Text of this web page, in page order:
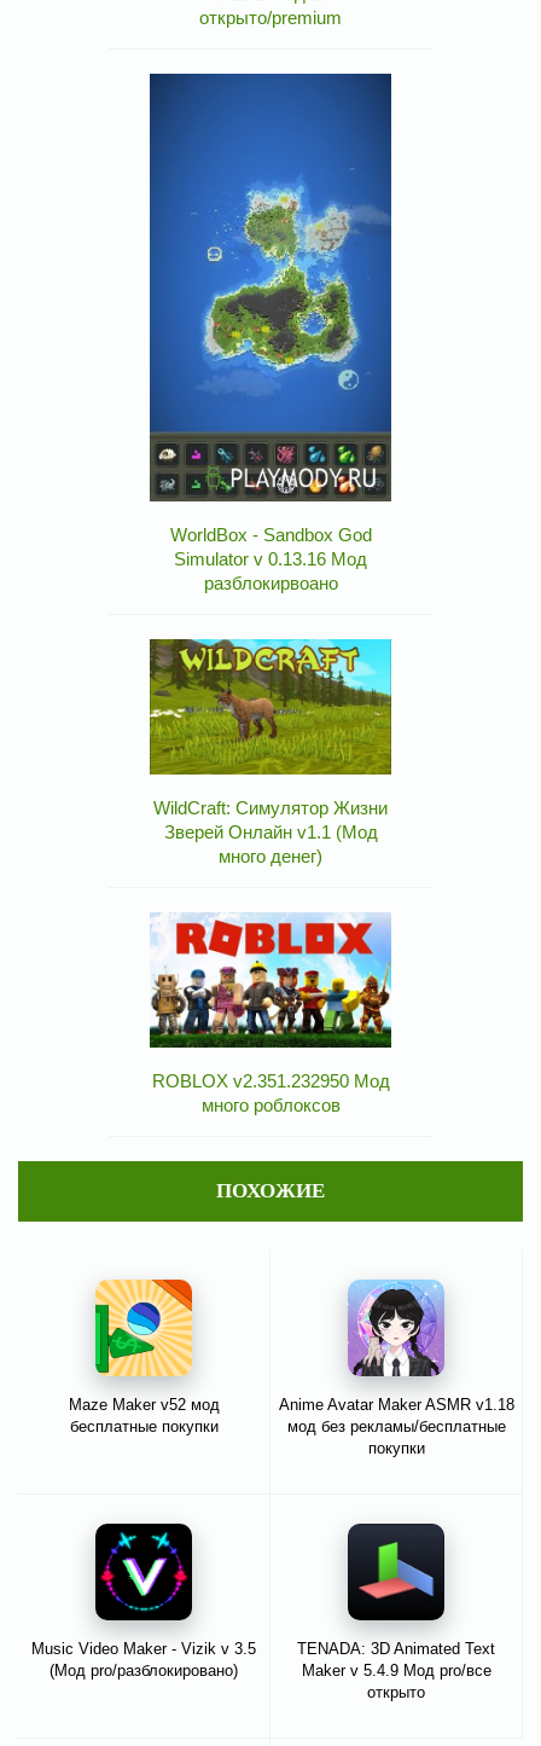
открыто/premium
WorldBox - Sandbox God
Simulator v 0.13.16 Мод
разблокирвоано
WildCraft: Симулятор Жизни
Зверей Онлайн v1.1 (Мод
много денег)
ROBLOX v2.351.232950 Мод
много роблоксов
ПОХОЖИЕ
Maze Maker v52 мод
бесплатные покупки
Anime Avatar Maker ASMR v1.18
мод без рекламы/бесплатные
покупки
Music Video Maker - Vizik v 3.5
(Мод pro/разблокировано)
TENADA: 3D Animated Text
Maker v 5.4.9 Мод pro/все
открыто